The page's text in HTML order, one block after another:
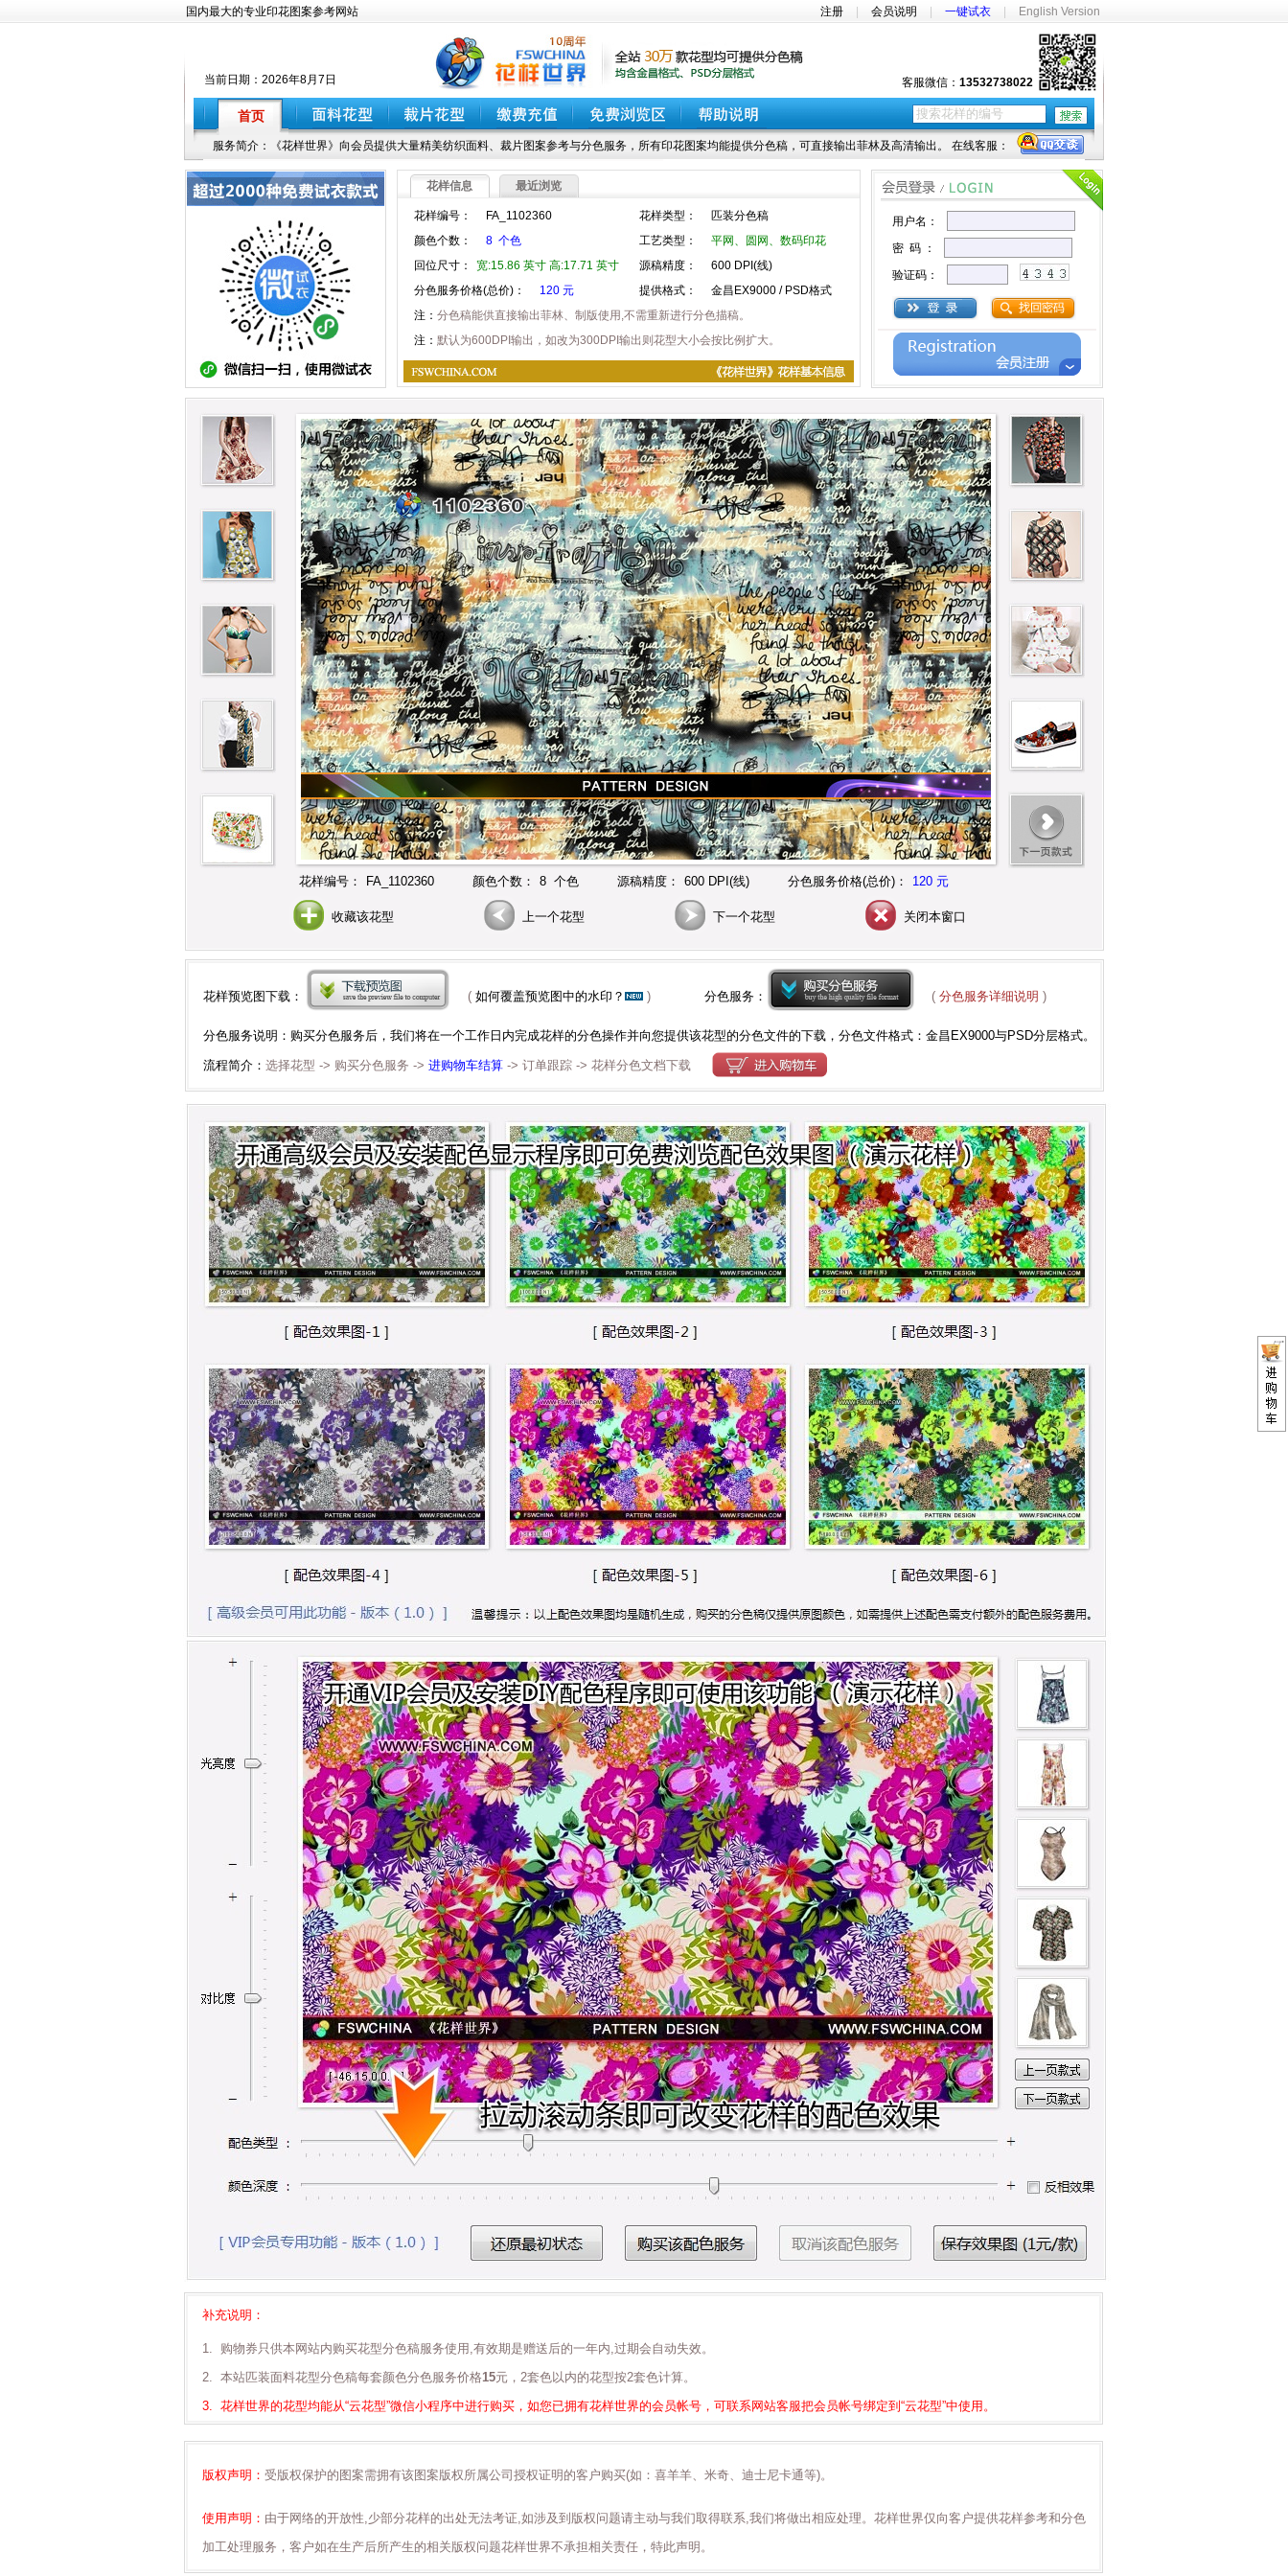
国内最大的专业印花图案参考网站 注册 会员说明 一键试衣 English Version
首页
当前日期： 2026年8月7日 客服微信： 13532738022
服务简介：《花样世界》向会员提供大量精美纺织面料、裁片图案参考与分色服务，所有印花图案均能提供分色稿，可直接输出菲林及高清输出。 在线客服：
花样信息 最近浏览
花样编号： FA_1102360 花样类型：
匹装分色稿
颜色个数：
8 个色 工艺类型：
平网、圆网、数码印花
回位尺寸：
宽:15.86 英寸 高:17.71 英寸 源稿精度：
600 DPI(线)
分色服务价格(总价)：
120 元 提供格式：
金昌EX9000 / PSD格式
注： 分色稿能供直接输出菲林、制版使用,不需重新进行分色描稿。
注： 默认为600DPI输出，如改为300DPI输出则花型大小会按比例扩大。
用户名：
密 码 ：
验证码：
花样编号： FA_1102360 颜色个数： 8 个色 源稿精度： 600 DPI(线) 分色服务价格(总价)： 120 元
收藏该花型 上一个花型 下一个花型 关闭本窗口
花样预览图下载： ( 如何覆盖预览图中的水印？ ) 分色服务： ( 分色服务详细说明 )
分色服务说明：购买分色服务后，我们将在一个工作日内完成花样的分色操作并向您提供该花型的分色文件的下载，分色文件格式： 金昌EX9000与PSD分层格式。
流程简介： 选择花型 -> 购买分色服务 -> 进购物车结算-> 订单跟踪 -> 花样分色文档下载
补充说明：
1. 购物券只供本网站内购买花型分色稿服务使用,有效期是赠送后的一年内,过期会自动失效。
2. 本站匹装面料花型分色稿每套颜色分色服务价格15元，2套色以内的花型按2套色计算。
3. 花样世界的花型均能从“云花型”微信小程序中进行购买，如您已拥有花样世界的会员帐号，可联系网站客服把会员帐号绑定到“云花型”中使用。
版权声明： 受版权保护的图案需拥有该图案版权所属公司授权证明的客户购买(如：喜羊羊、米奇、迪士尼卡通等)。
使用声明： 由于网络的开放性,少部分花样的出处无法考证,如涉及到版权问题请主动与我们取得联系,我们将做出相应处理。花样世界仅向客户提供花样参考和分色
加工处理服务，客户如在生产后所产生的相关版权问题花样世界不承担相关责任，特此声明。